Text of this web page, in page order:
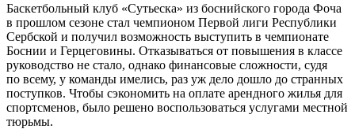
Баскетбольный клуб «Сутьеска» из боснийского города Фоча
в прошлом сезоне стал чемпионом Первой лиги Республики
Сербской и получил возможность выступить в чемпионате
Боснии и Герцеговины. Отказываться от повышения в классе
руководство не стало, однако финансовые сложности, судя
по всему, у команды имелись, раз уж дело дошло до странных
поступков. Чтобы сэкономить на оплате арендного жилья для
спортсменов, было решено воспользоваться услугами местной
тюрьмы.